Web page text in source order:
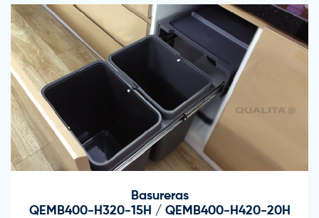
Basureras
QEMB400-H320-15H / QEMB400-H420-20H